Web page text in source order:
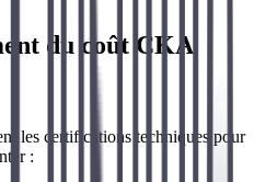
du coût CKA
les certifications techniques pour
: